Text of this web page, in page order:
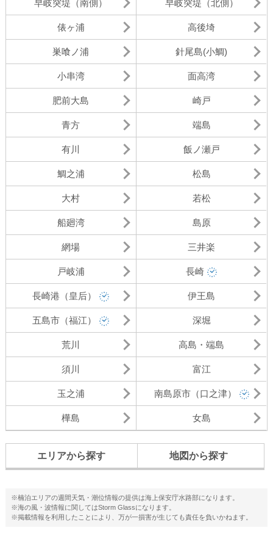
早岐突堤（南側） 早岐突堤（北側）
俵ヶ浦 高後埼
巣喰ノ浦 針尾島(小鯛)
小串湾 面高湾
肥前大島 崎戸
青方 端島
有川 飯ノ瀬戸
鯛之浦 松島
大村 若松
船廻湾 島原
網場 三井楽
戸岐浦 長崎
長崎港（皇后） 伊王島
五島市（福江） 深堀
荒川 高島・端島
須川 富江
玉之浦 南島原市（口之津）
樺島 女島
エリアから探す 地図から探す
※楠泊エリアの週間天気・潮位情報の提供は海上保安庁水路部になります。
※海の風・波情報に関してはStorm Glassになります。
※掲載情報を利用したことにより、万が一損害が生じても責任を負いかねます。